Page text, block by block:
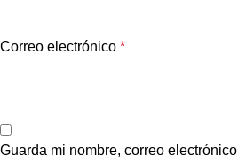
Correo electrónico *
Guarda mi nombre, correo